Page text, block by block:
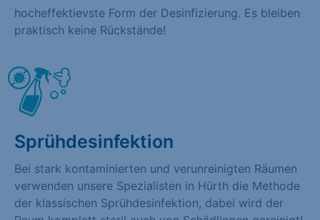
hocheffektievste Form der Desinfizierung. Es bleiben
praktisch keine Rückstände!
Sprühdesinfektion
Bei stark kontaminierten und verunreinigten Räumen
verwenden unsere Spezialisten in Hürth die Methode
der klassischen Sprühdesinfektion, dabei wird der